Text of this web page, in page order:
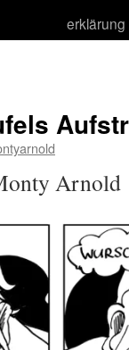
erklärung
Arnold